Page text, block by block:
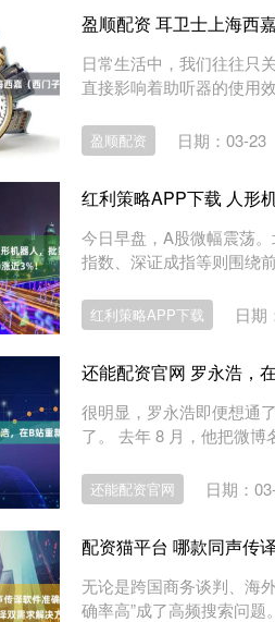
盈顺配资 耳卫士上海西
日常生活中，我们往往只
直接影响着助听器的使用
盈顺配资 日期：03-23
红利策略APP下载 人形
今日早盘，A股微幅震荡
指数、深证成指等则围绕
红利策略APP下载 日期
还能配资官网 罗永浩，
很明显，罗永浩即便想通
了。 去年 8 月，他把微博
还能配资官网 日期：
配资猫平台 哪款同声传
无论是跨国商务谈判、海
确率高”成了高频搜索问